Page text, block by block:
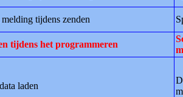
tijdens zenden
tijdens het programmeren
laden